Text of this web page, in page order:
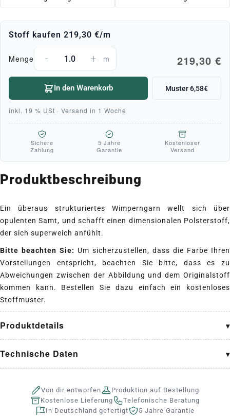
Stoff kaufen 219,30 €/m
Menge - + m 219,30 €
In den Warenkorb Muster 6,58€
inkl. 19 % USt · Versand in 1 Woche
Sichere
Zahlung
5 Jahre
Garantie
Kostenloser
Versand
Produktbeschreibung
Ein überaus strukturiertes Wimperngarn wellt sich über
opulenten Samt, und schafft einen dimensionalen Polsterstoff,
der sich superweich anfühlt.
Bitte beachten Sie: Um sicherzustellen, dass die Farbe Ihren
Vorstellungen entspricht, beachten Sie bitte, dass es zu
Abweichungen zwischen der Abbildung und dem Originalstoff
kommen kann. Bestellen Sie dazu einfach ein kostenloses
Stoffmuster.
Produktdetails
Technische Daten
Von dir entworfen
Produktion auf Bestellung
Kostenlose Lieferung
Telefonische Beratung
In Deutschland gefertigt
5 Jahre Garantie